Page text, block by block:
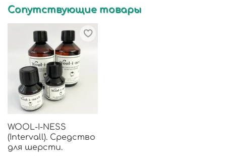
Сопутствующие товары
WOOL-I-NESS
(Intervall). Средство
для шерсти.